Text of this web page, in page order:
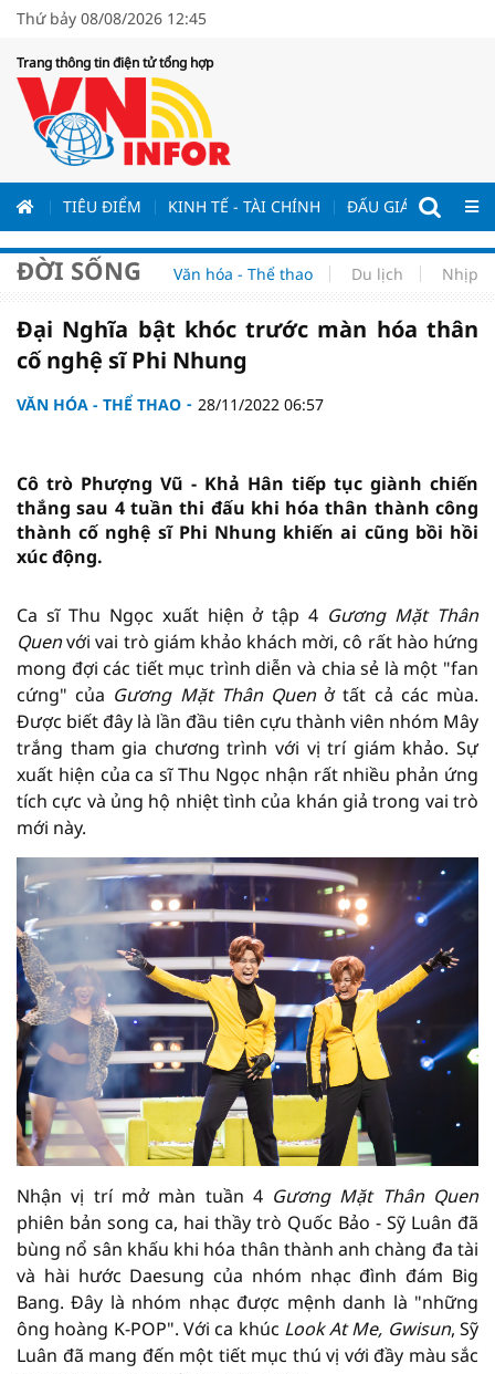
Thứ bảy 08/08/2026 12:45
Trang thông tin điện tử tổng hợp
TIÊU ĐIỂM KINH TẾ - TÀI CHÍNH ĐẤU GIÁ - ĐẤU
ĐỜI SỐNG Văn hóa - Thể thao Du lịch Nhịp
Đại Nghĩa bật khóc trước màn hóa thân
cố nghệ sĩ Phi Nhung
VĂN HÓA - THỂ THAO 28/11/2022 06:57
Cô trò Phượng Vũ - Khả Hân tiếp tục giành chiến
thắng sau 4 tuần thi đấu khi hóa thân thành công
thành cố nghệ sĩ Phi Nhung khiến ai cũng bồi hồi
xúc động.
Ca sĩ Thu Ngọc xuất hiện ở tập 4 Gương Mặt Thân
Quenvới vai trò giám khảo khách mời, cô rất hào hứng
mong đợi các tiết mục trình diễn và chia sẻ là một "fan
cứng" của Gương Mặt Thân Quenở tất cả các mùa.
Được biết đây là lần đầu tiên cựu thành viên nhóm Mây
trắng tham gia chương trình với vị trí giám khảo. Sự
xuất hiện của ca sĩ Thu Ngọc nhận rất nhiều phản ứng
tích cực và ủng hộ nhiệt tình của khán giả trong vai trò
mới này.
Nhận vị trí mở màn tuần 4 Gương Mặt Thân Quen
phiên bản song ca, hai thầy trò Quốc Bảo - Sỹ Luân đã
bùng nổ sân khấu khi hóa thân thành anh chàng đa tài
và hài hước Daesung của nhóm nhạc đình đám Big
Bang. Đây là nhóm nhạc được mệnh danh là "những
ông hoàng K-POP". Với ca khúc Look At Me, Gwisun, Sỹ
Luân đã mang đến một tiết mục thú vị với đầy màu sắc